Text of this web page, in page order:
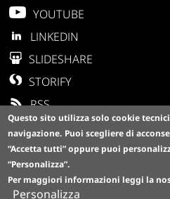
YOUTUBE
LINKEDIN
SLIDESHARE
STORIFY
RSS
Questo sito utilizza solo cookie
navigazione. Puoi scegliere di
“Accetta tutti”oppure puoi
“Personalizza”.
Per maggiori informazioni leggi la
Personalizza